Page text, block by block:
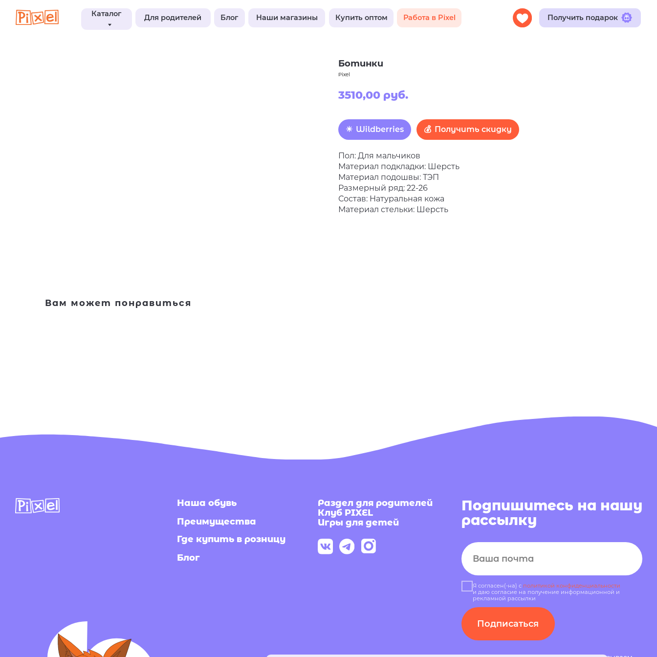
Каталог Для родителей Блог Наши магазины Купить оптом Работа в Pixel Получить подарок
Ботинки
Pixel
3510,00 руб.
Wildberries Получить скидку
Пол: Для мальчиков
Материал подкладки: Шерсть
Материал подошвы: ТЭП
Размерный ряд: 22-26
Состав: Натуральная кожа
Материал стельки: Шерсть
Вам может понравиться
Наша обувь
Блог
Раздел для родителей
Клуб PIXEL
Раскрываем секреты производства, показываем
концепты обуви из нового сезона и каждый день
делаем рынок российской обуви качественнее
Я согласен(-на) сполитикой конфиденциальности
и даю согласие на получение информационной и
Подписаться